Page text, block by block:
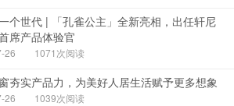
个世代 | 「孔雀公主」全新亮相，出任轩尼
席产品体验官
26 1071次阅读
夯实产品力，为美好人居生活赋予更多想象
26 1039次阅读